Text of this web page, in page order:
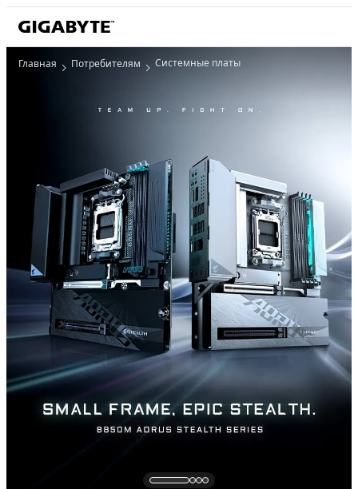
Главная Потребителям Системные платы